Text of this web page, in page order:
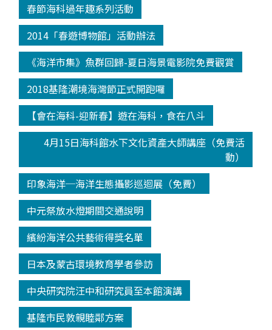
春節海科過年趣系列活動
2014「春遊博物館」活動辦法
《海洋市集》魚群回歸-夏日海景電影院免費觀賞
2018基隆潮境海灣節正式開跑囉
【會在海科-迎新春】遊在海科，食在八斗
4月15日海科館水下文化資產大師講座（免費活
動）
印象海洋─海洋生態攝影巡迴展（免費）
中元祭放水燈期間交通說明
繽紛海洋公共藝術得獎名單
日本及蒙古環境教育學者參訪
中央研究院汪中和研究員至本館演講
基隆市民敦親睦鄰方案